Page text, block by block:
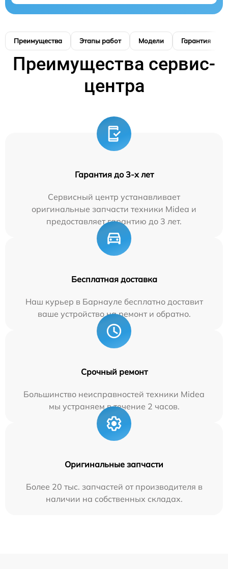
Преимущества Этапы работ Модели Гарантия
Преимущества сервис-
центра
Гарантия до 3-х лет
Сервисный центр устанавливает
оригинальные запчасти техники Midea и
предоставляет гарантию до 3 лет.
Бесплатная доставка
Наш курьер в Барнауле бесплатно доставит
ваше устройство на ремонт и обратно.
Срочный ремонт
Большинство неисправностей техники Midea
мы устраняем в течение 2 часов.
Оригинальные запчасти
Более 20 тыс. запчастей от производителя в
наличии на собственных складах.